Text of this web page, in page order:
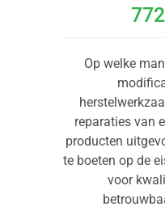
Op welke
reparaties van
producten
te boeten op de
voor